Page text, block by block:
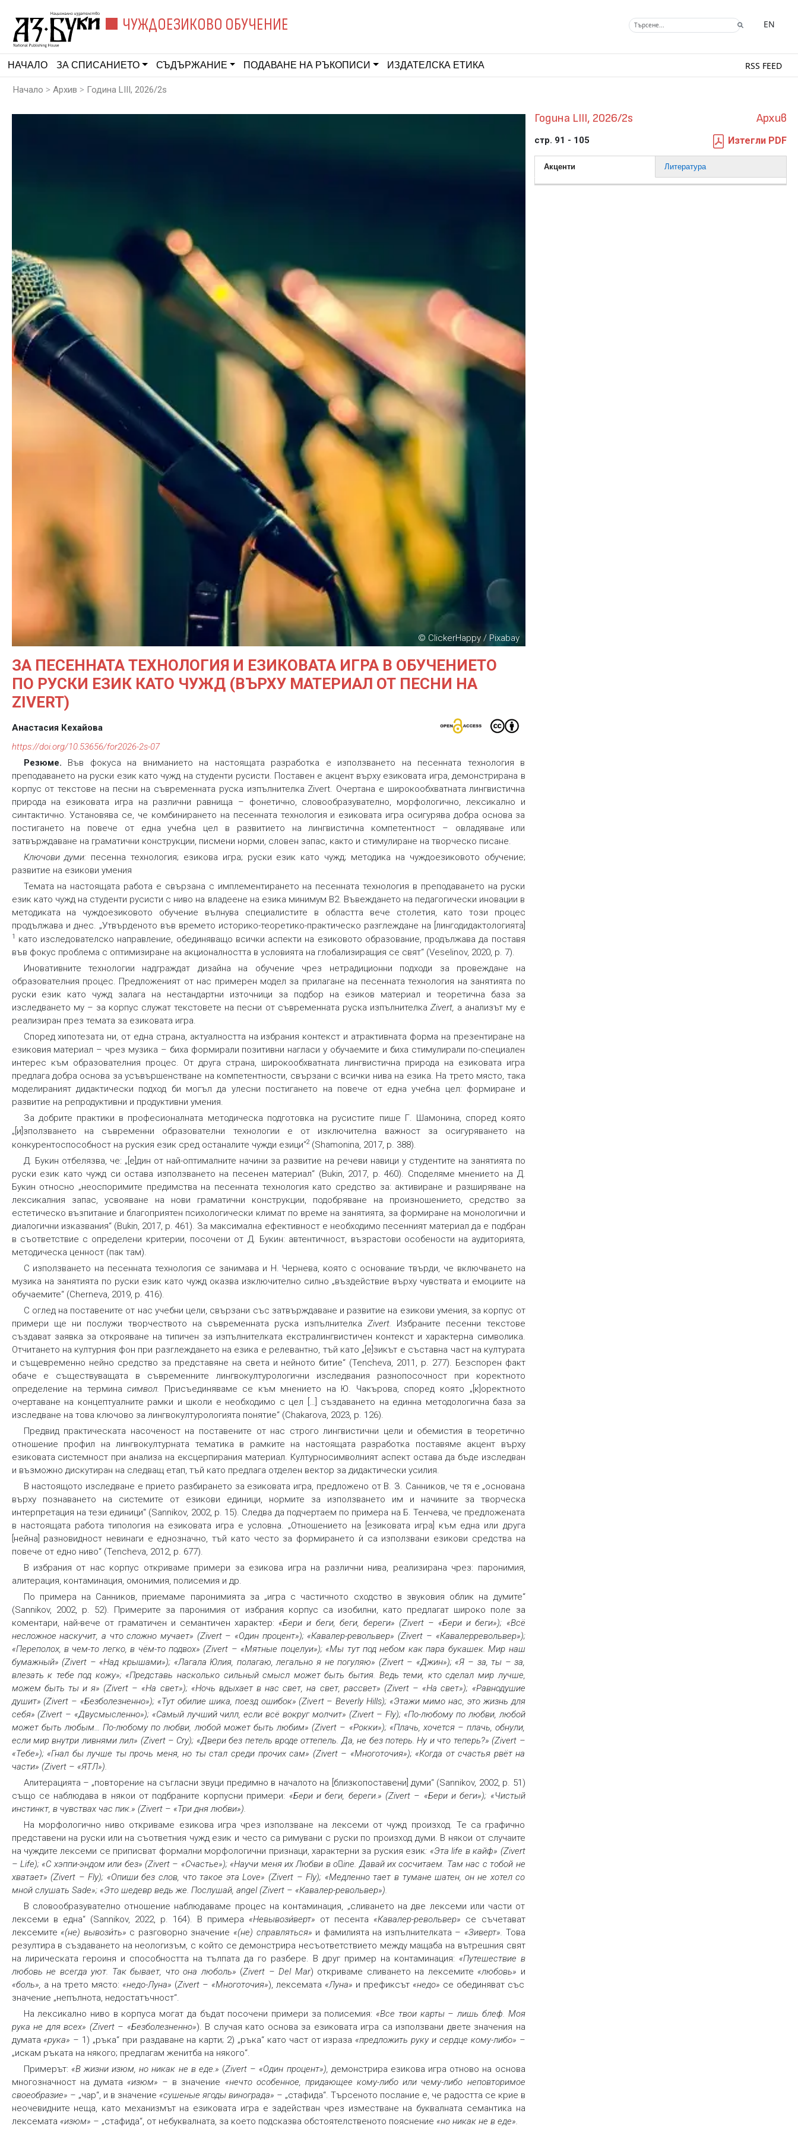
ЧУЖДОЕЗИКОВО ОБУЧЕНИЕ EN
НАЧАЛО ЗА СПИСАНИЕТО СЪДЪРЖАНИЕ ПОДАВАНЕ НА РЪКОПИСИ ИЗДАТЕЛСКА ЕТИКА RSS FEED
Начало > Архив > Година LIII, 2026/2s
© ClickerHappy / Pixabay
ЗА ПЕСЕННАТА ТЕХНОЛОГИЯ И ЕЗИКОВАТА ИГРА В ОБУЧЕНИЕТО
ПО РУСКИ ЕЗИК КАТО ЧУЖД (ВЪРХУ МАТЕРИАЛ ОТ ПЕСНИ НА
ZIVERT)
Анастасия Кехайова
https://doi.org/10.53656/for2026-2s-07
Резюме. Във фокуса на вниманието на настоящата разработка е използването на песенната технология в
преподаването на руски език като чужд на студенти русисти. Поставен е акцент върху езиковата игра, демонстрирана в
корпус от текстове на песни на съвременната руска изпълнителка Zivert. Очертана е широкообхватната лингвистична
природа на езиковата игра на различни равнища – фонетично, словообразувателно, морфологично, лексикално и
синтактично. Установява се, че комбинирането на песенната технология и езиковата игра осигурява добра основа за
постигането на повече от една учебна цел в развитието на лингвистична компетентност – овладяване или
затвърждаване на граматични конструкции, писмени норми, словен запас, както и стимулиране на творческо писане.
Ключови думи: песенна технология; езикова игра; руски език като чужд; методика на чуждоезиковото обучение;
развитие на езикови умения
Темата на настоящата работа е свързана с имплементирането на песенната технология в преподаването на руски
език като чужд на студенти русисти с ниво на владеене на езика минимум B2. Въвеждането на педагогически иновации в
методиката на чуждоезиковото обучение вълнува специалистите в областта вече столетия, като този процес
продължава и днес. „Утвърденото във времето историко-теоретико-практическо разглеждане на [лингодидактологията]
1
като изследователско направление, обединяващо всички аспекти на езиковото образование, продължава да поставя
във фокус проблема с оптимизиране на акционалността в условията на глобализиращия се свят“ (Veselinov, 2020, p. 7).
Иновативните технологии надграждат дизайна на обучение чрез нетрадиционни подходи за провеждане на
образователния процес. Предложеният от нас примерен модел за прилагане на песенната технология на занятията по
руски език като чужд залага на нестандартни източници за подбор на езиков материал и теоретична база за
изследването му – за корпус служат текстовете на песни от съвременната руска изпълнителка Zivert, а анализът му е
реализиран през темата за езиковата игра.
Според хипотезата ни, от една страна, актуалността на избрания контекст и атрактивната форма на презентиране на
езиковия материал – чрез музика – биха формирали позитивни нагласи у обучаемите и биха стимулирали по-специален
интерес към образователния процес. От друга страна, широкообхватната лингвистична природа на езиковата игра
предлага добра основа за усъвършенстване на компетентности, свързани с всички нива на езика. На трето място, така
моделираният дидактически подход би могъл да улесни постигането на повече от една учебна цел: формиране и
развитие на репродуктивни и продуктивни умения.
За добрите практики в професионалната методическа подготовка на русистите пише Г. Шамонина, според която
„[и]зползването на съвременни образователни технологии е от изключителна важност за осигуряването на
конкурентоспособност на руския език сред останалите чужди езици“2 (Shamonina, 2017, p. 388).
Д. Букин отбелязва, че: „[е]дин от най-оптималните начини за развитие на речеви навици у студентите на занятията по
руски език като чужд си остава използването на песенен материал“ (Bukin, 2017, p. 460). Споделяме мнението на Д.
Букин относно „неоспоримите предимства на песенната технология като средство за: активиране и разширяване на
лексикалния запас, усвояване на нови граматични конструкции, подобряване на произношението, средство за
естетическо възпитание и благоприятен психологически климат по време на занятията, за формиране на монологични и
диалогични изказвания“ (Bukin, 2017, p. 461). За максимална ефективност е необходимо песенният материал да е подбран
в съответствие с определени критерии, посочени от Д. Букин: автентичност, възрастови особености на аудиторията,
методическа ценност (пак там).
С използването на песенната технология се занимава и Н. Чернева, която с основание твърди, че включването на
музика на занятията по руски език като чужд оказва изключително силно „въздействие върху чувствата и емоциите на
обучаемите“ (Cherneva, 2019, p. 416).
С оглед на поставените от нас учебни цели, свързани със затвърждаване и развитие на езикови умения, за корпус от
примери ще ни послужи творчеството на съвременната руска изпълнителка Zivert. Избраните песенни текстове
създават заявка за открояване на типичен за изпълнителката екстралингвистичен контекст и характерна символика.
Отчитането на културния фон при разглеждането на езика е релевантно, тъй като „[е]зикът е съставна част на културата
и същевременно нейно средство за представяне на света и нейното битие“ (Tencheva, 2011, p. 277). Безспорен факт
обаче е съществуващата в съвременните лингвокултурологични изследвания разнопосочност при коректното
определение на термина символ. Присъединяваме се към мнението на Ю. Чакърова, според която „[к]оректното
очертаване на концептуалните рамки и школи е необходимо с цел […] създаването на единна методологична база за
изследване на това ключово за лингвокултурологията понятие“ (Chakarova, 2023, p. 126).
Предвид практическата насоченост на поставените от нас строго лингвистични цели и обемистия в теоретично
отношение профил на лингвокултурната тематика в рамките на настоящата разработка поставяме акцент върху
езиковата системност при анализа на ексцерпирания материал. Културносимволният аспект остава да бъде изследван
и възможно дискутиран на следващ етап, тъй като предлага отделен вектор за дидактически усилия.
В настоящото изследване е прието разбирането за езиковата игра, предложено от В. З. Санников, че тя е „основана
върху познаването на системите от езикови единици, нормите за използването им и начините за творческа
интерпретация на тези единици“ (Sannikov, 2002, p. 15). Следва да подчертаем по примера на Б. Тенчева, че предложената
в настоящата работа типология на езиковата игра е условна. „Отношението на [езиковата игра] към една или друга
[нейна] разновидност невинаги е еднозначно, тъй като често за формирането ѝ са използвани езикови средства на
повече от едно ниво“ (Tencheva, 2012, p. 677).
В избрания от нас корпус откриваме примери за езикова игра на различни нива, реализирана чрез: паронимия,
алитерация, контаминация, омонимия, полисемия и др.
По примера на Санников, приемаме паронимията за „игра с частичното сходство в звуковия облик на думите“
(Sannikov, 2002, p. 52). Примерите за паронимия от избрания корпус са изобилни, като предлагат широко поле за
коментари, най-вече от граматичен и семантичен характер: «Бери и беги, беги, береги» (Zivert – «Бери и беги»); «Всё
несложное наскучит, а что сложно мучает» (Zivert – «Один процент»); «Кавалер-револьвер» (Zivert – «Кавалерревольвер»);
«Переполох, в чем-то легко, в чём-то подвох» (Zivert – «Мятные поцелуи»); «Мы тут под небом как пара букашек. Мир наш
бумажный» (Zivert – «Над крышами»); «Лагала Юлия, полагаю, легально я не погуляю» (Zivert – «Джин»); «Я – за, ты – за,
влезать к тебе под кожу»; «Представь насколько сильный смысл может быть бытия. Ведь теми, кто сделал мир лучше,
можем быть ты и я» (Zivert – «На свет»); «Ночь вдыхает в нас свет, на свет, рассвет» (Zivert – «На свет»); «Равнодушие
душит» (Zivert – «Безболезненно»); «Тут обилие шика, поезд ошибок» (Zivert – Beverly Hills); «Этажи мимо нас, это жизнь для
себя» (Zivert – «Двусмысленно»); «Самый лучший чилл, если всё вокруг молчит» (Zivert – Fly); «По-любому по любви, любой
может быть любым… По-любому по любви, любой может быть любим» (Zivert – «Рокки»); «Плачь, хочется – плачь, обнули,
если мир внутри ливнями лил» (Zivert – Cry); «Двери без петель вроде оттепель. Да, не без потерь. Ну и что теперь?» (Zivert –
«Тебе»); «Гнал бы лучше ты прочь меня, но ты стал среди прочих сам» (Zivert – «Многоточия»); «Когда от счастья рвёт на
части» (Zivert – «ЯТЛ»).
Алитерацията – „повторение на съгласни звуци предимно в началото на [близкопоставени] думи“ (Sannikov, 2002, p. 51)
също се наблюдава в някои от подбраните корпусни примери: «Бери и беги, береги.» (Zivert – «Бери и беги»); «Чистый
инстинкт, в чувствах час пик.» (Zivert – «Три дня любви»).
На морфологично ниво откриваме езикова игра чрез използване на лексеми от чужд произход. Те са графично
представени на руски или на съответния чужд език и често са римувани с руски по произход думи. В някои от случаите
на чуждите лексеми се приписват формални морфологични признаци, характерни за руския език: «Эта life в кайф» (Zivert
– Life); «С хэппи-эндом или без» (Zivert – «Счастье»); «Научи меня их Любви в oine. Давай их сосчитаем. Там нас с тобой не
хватает» (Zivert – Fly); «Опиши без слов, что такое эта Love» (Zivert – Fly); «Медленно тает в тумане шатен, он не хотел со
мной слушать Sade»; «Это шедевр ведь же. Послушай, angel (Zivert – «Кавалер-револьвер»).
В словообразувателно отношение наблюдаваме процес на контаминация, „сливането на две лексеми или части от
лексеми в една“ (Sannikov, 2022, p. 164). В примера «Невывози́верт» от песента «Кавалер-револьвер» се съчетават
лексемите «(не) вывози́ть» с разговорно значение «(не) справляться» и фамилията на изпълнителката – «Зиверт». Това
резултира в създаването на неологизъм, с който се демонстрира несъответствието между мащаба на вътрешния свят
на лирическата героиня и способността на тълпата да го разбере. В друг пример на контаминация: «Путешествие в
любовь не всегда уют. Так бывает, что она люболь» (Zivert – Del Mar) откриваме сливането на лексемите «любовь» и
«боль», а на трето място: «недо-Луна» (Zivert – «Многоточия»), лексемата «Луна» и префиксът «недо» се обединяват със
значение „непълнота, недостатъчност“.
На лексикално ниво в корпуса могат да бъдат посочени примери за полисемия: «Все твои карты – лишь блеф. Моя
рука не для всех» (Zivert – «Безболезненно»). В случая като основа за езиковата игра са използвани двете значения на
думата «рука» – 1) „ръка“ при раздаване на карти; 2) „ръка“ като част от израза «предложить руку и сердце кому-либо» –
„искам ръката на някого; предлагам женитба на някого“.
Примерът: «В жизни изюм, но никак не в еде.» (Zivert – «Один процент»), демонстрира езикова игра отново на основа
многозначност на думата «изюм» – в значение «нечто особенное, придающее кому-либо или чему-либо неповторимое
своеобразие» – „чар“, и в значение «сушеные ягоды винограда» – „стафида“. Търсеното послание е, че радостта се крие в
неочевидните неща, като механизмът на езиковата игра е задействан чрез изместване на буквалната семантика на
лексемата «изюм» – „стафида“, от небуквалната, за което подсказва обстоятелственото пояснение «но никак не в еде».
Година LIII, 2026/2s Архив
стр. 91 - 105 Изтегли PDF
Акценти Литература